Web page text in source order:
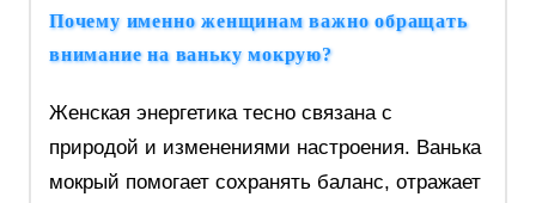
Почему именно женщинам важно обращать
внимание на ваньку мокрую?
Женская энергетика тесно связана с
природой и изменениями настроения. Ванька
мокрый помогает сохранять баланс, отражает